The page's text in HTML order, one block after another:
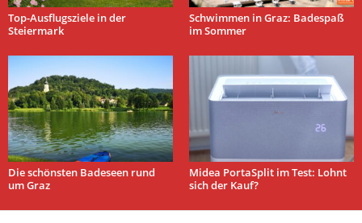
Top-Ausflugsziele in der
Steiermark
Schwimmen in Graz: Badespaß
im Sommer
Die schönsten Badeseen rund
um Graz
Midea PortaSplit im Test: Lohnt
sich der Kauf?